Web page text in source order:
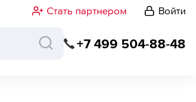
Стать партнером Войти
+7 499 504-88-48